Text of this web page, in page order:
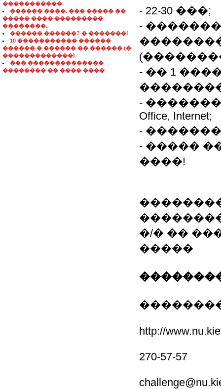
�����������.
������ ����. ��� ����� ��
����� ���� ���������
��������.
������ ������? � �������!
10 ����������� ������
������ � ������ �� ������ (�
�������������)
��� ��������������
�������� �� ���� ����
- 22-30 ���;
-
- �� 1
-
Office, Internet;
-
- �����
����!
�/� ��
�����
http://
270-57-57